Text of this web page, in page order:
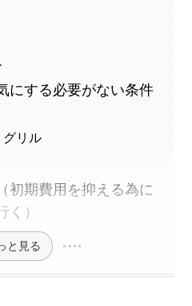
にする必要がない条件
グリル
初期費用を抑える為に
く）
と見る